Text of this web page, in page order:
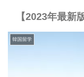
【2023年最新
韓国留学